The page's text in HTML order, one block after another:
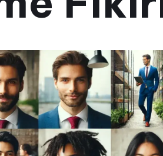
2024 3 dakika